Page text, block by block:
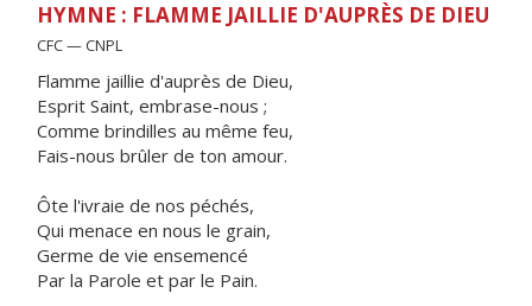
HYMNE : FLAMME JAILLIE D'AUPRÈS DE DIEU
CFC — CNPL
Flamme jaillie d'auprès de Dieu,
Esprit Saint, embrase-nous ;
Comme brindilles au même feu,
Fais-nous brûler de ton amour.
Ôte l'ivraie de nos péchés,
Qui menace en nous le grain,
Germe de vie ensemencé
Par la Parole et par le Pain.